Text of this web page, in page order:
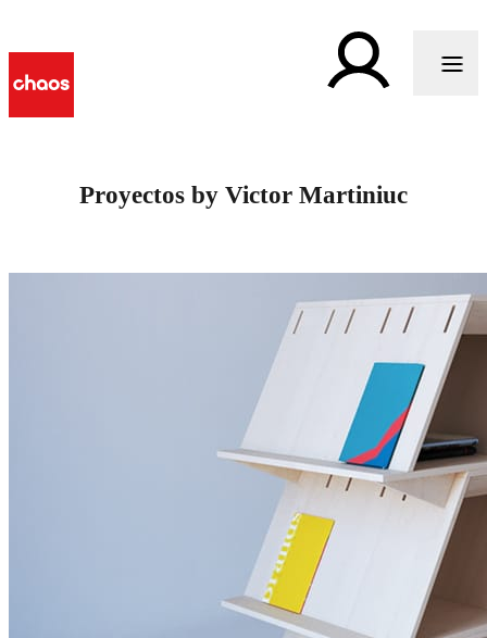
Proyectos by Victor Martiniuc